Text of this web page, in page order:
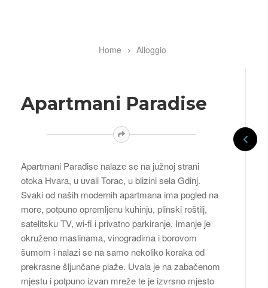
Home Alloggio
Apartmani Paradise
Apartmani Paradise nalaze se na južnoj strani
otoka Hvara, u uvali Torac, u blizini sela Gdinj.
Svaki od naših modernih apartmana ima pogled na
more, potpuno opremljenu kuhinju, plinski roštilj,
satelitsku TV, wi-fi i privatno parkiranje. Imanje je
okruženo maslinama, vinogradima i borovom
šumom i nalazi se na samo nekoliko koraka od
prekrasne šljunčane plaže. Uvala je na zabačenom
mjestu i potpuno izvan mreže te je izvrsno mjesto